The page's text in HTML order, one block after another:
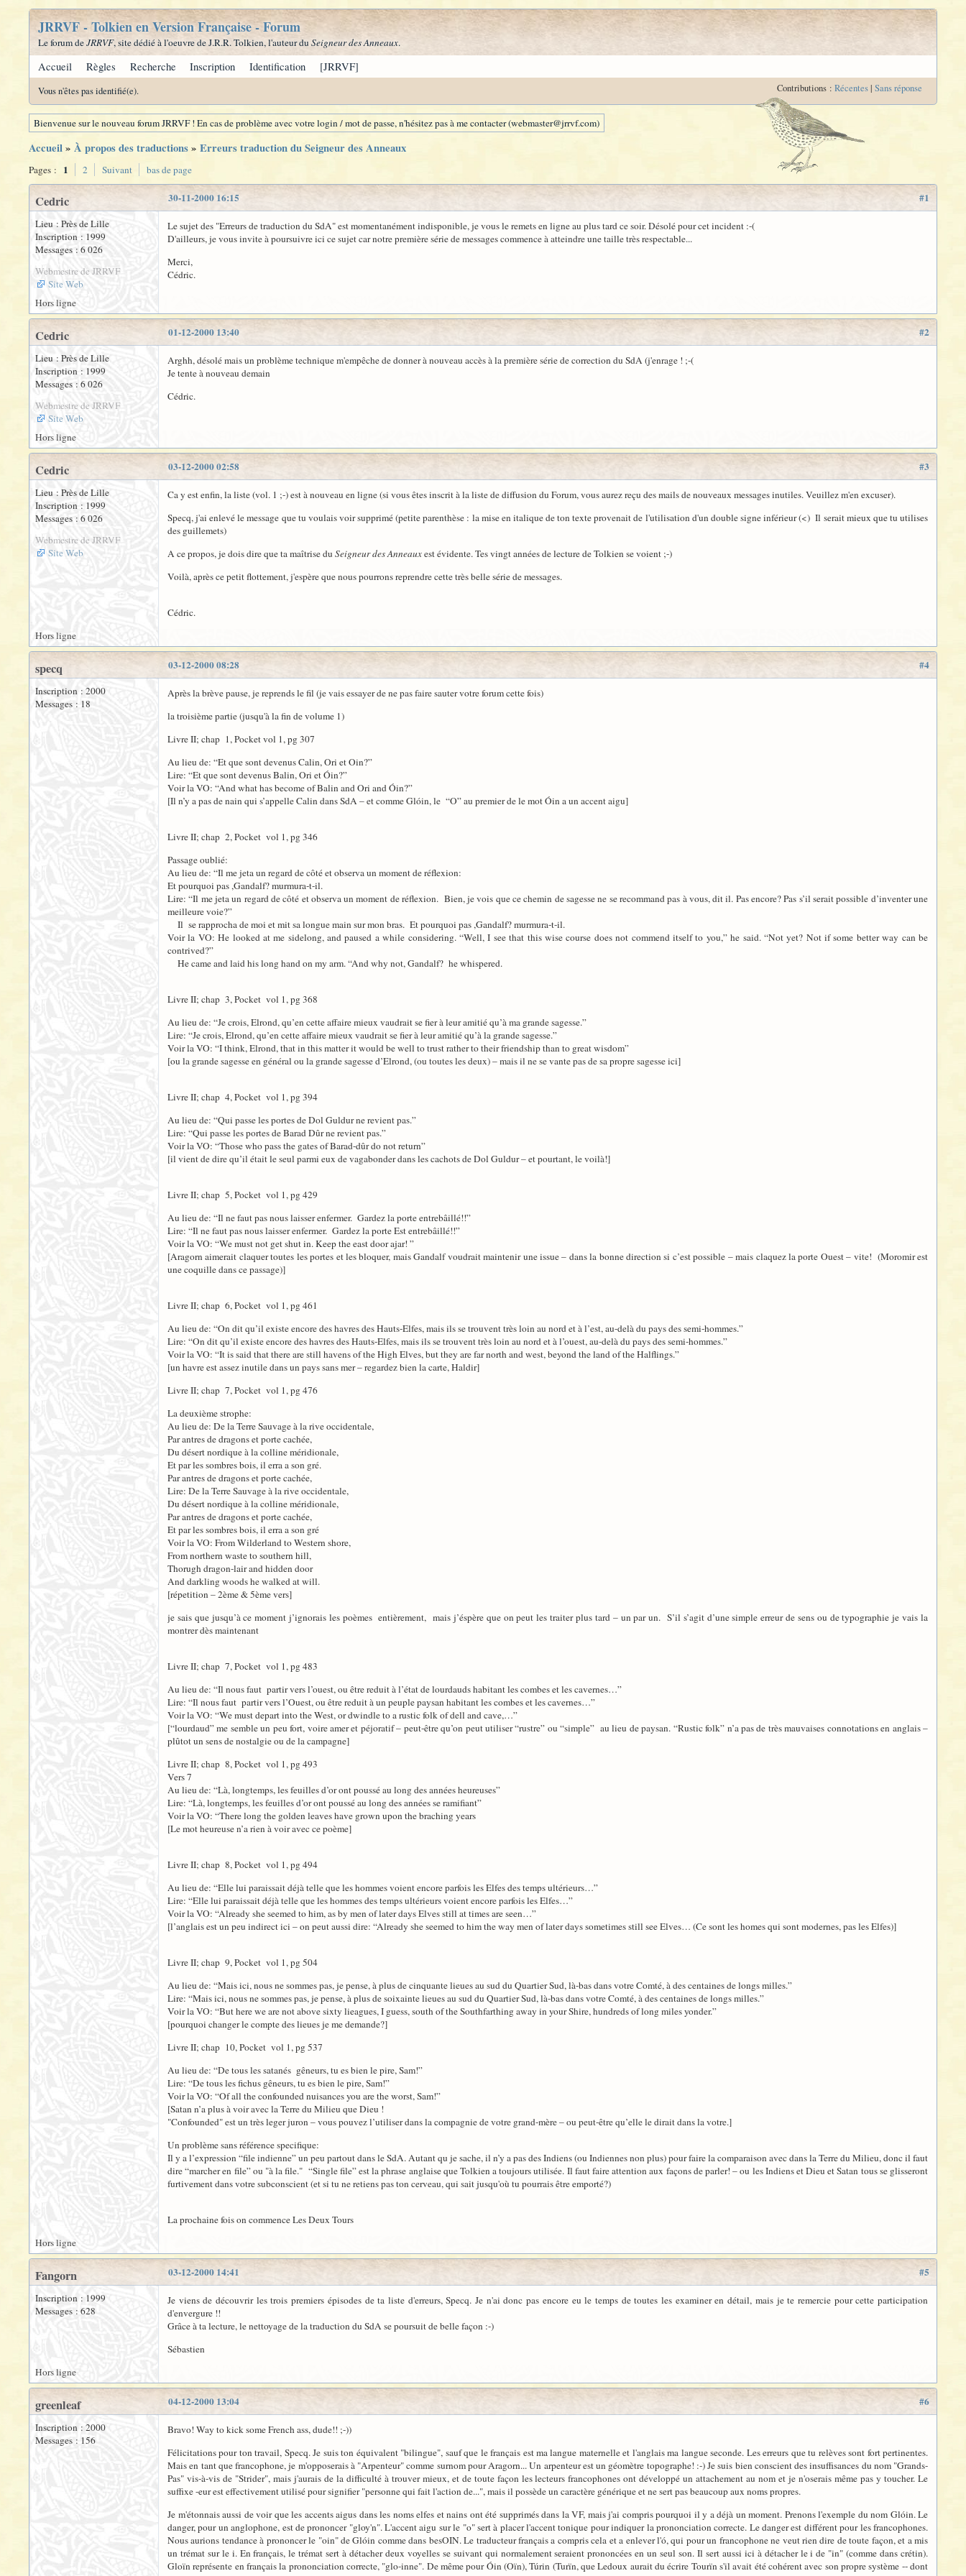
JRRVF - Tolkien en Version Française - Forum
Le forum deJRRVF, site dédié à l'oeuvre de J.R.R. Tolkien, l'auteur du Seigneur des Anneaux.
Accueil Règles Recherche Inscription Identification [JRRVF]
Vous n'êtes pas identifié(e). Contributions : Récentes| Sans réponse
Bienvenue sur le nouveau forum JRRVF ! En cas de problème avec votre login / mot de passe, n'hésitez pas à me contacter (webmaster@jrrvf.com)
Accueil» À propos des traductions» Erreurs traduction du Seigneur des Anneaux
Pages : 1 2 Suivant bas de page
#1
30-11-2000 16:15
Cedric
Lieu : Près de Lille
Inscription : 1999
Messages : 6 026
Webmestre de JRRVF
Site Web
Le sujet des "Erreurs de traduction du SdA" est momentanément indisponible, je vous le remets en ligne au plus tard ce soir. Désolé pour cet incident :-(
D'ailleurs, je vous invite à poursuivre ici ce sujet car notre première série de messages commence à atteindre une taille très respectable...
Merci,
Cédric.
Hors ligne
#2
01-12-2000 13:40
Cedric
Lieu : Près de Lille
Inscription : 1999
Messages : 6 026
Webmestre de JRRVF
Site Web
Arghh, désolé mais un problème technique m'empêche de donner à nouveau accès à la première série de correction du SdA (j'enrage ! ;-(
Je tente à nouveau demain
Cédric.
Hors ligne
#3
03-12-2000 02:58
Cedric
Lieu : Près de Lille
Inscription : 1999
Messages : 6 026
Webmestre de JRRVF
Site Web
Ca y est enfin, la liste (vol. 1 ;-) est à nouveau en ligne (si vous êtes inscrit à la liste de diffusion du Forum, vous aurez reçu des mails de nouveaux messages inutiles. Veuillez m'en excuser).
Specq, j'ai enlevé le message que tu voulais voir supprimé (petite parenthèse : la mise en italique de ton texte provenait de l'utilisation d'un double signe inférieur (<) Il serait mieux que tu utilises
des guillemets)
A ce propos, je dois dire que ta maîtrise du Seigneur des Anneauxest évidente. Tes vingt années de lecture de Tolkien se voient ;-)
Voilà, après ce petit flottement, j'espère que nous pourrons reprendre cette très belle série de messages.
Cédric.
Hors ligne
#4
03-12-2000 08:28
specq
Inscription : 2000
Messages : 18
Après la brève pause, je reprends le fil (je vais essayer de ne pas faire sauter votre forum cette fois)
la troisième partie (jusqu'à la fin de volume 1)
Livre II; chap 1, Pocket vol 1, pg 307
Au lieu de: “Et que sont devenus Calin, Ori et Oin?”
Lire: “Et que sont devenus Balin, Ori et Óin?”
Voir la VO: “And what has become of Balin and Ori and Óin?”
[Il n’y a pas de nain qui s’appelle Calin dans SdA – et comme Glóin, le “O” au premier de le mot Óin a un accent aigu]
Livre II; chap 2, Pocket vol 1, pg 346
Passage oublié:
Au lieu de: “Il me jeta un regard de côté et observa un moment de réflexion:
Et pourquoi pas ,Gandalf? murmura-t-il.
Lire: “Il me jeta un regard de côté et observa un moment de réflexion. Bien, je vois que ce chemin de sagesse ne se recommand pas à vous, dit il. Pas encore? Pas s’il serait possible d’inventer une
meilleure voie?”
Il se rapprocha de moi et mit sa longue main sur mon bras. Et pourquoi pas ,Gandalf? murmura-t-il.
Voir la VO: He looked at me sidelong, and paused a while considering. “Well, I see that this wise course does not commend itself to you,” he said. “Not yet? Not if some better way can be
contrived?”
He came and laid his long hand on my arm. “And why not, Gandalf? he whispered.
Livre II; chap 3, Pocket vol 1, pg 368
Au lieu de: “Je crois, Elrond, qu’en cette affaire mieux vaudrait se fier à leur amitié qu’à ma grande sagesse.”
Lire: “Je crois, Elrond, qu’en cette affaire mieux vaudrait se fier à leur amitié qu’à la grande sagesse.”
Voir la VO: “I think, Elrond, that in this matter it would be well to trust rather to their friendship than to great wisdom”
[ou la grande sagesse en général ou la grande sagesse d’Elrond, (ou toutes les deux) – mais il ne se vante pas de sa propre sagesse ici]
Livre II; chap 4, Pocket vol 1, pg 394
Au lieu de: “Qui passe les portes de Dol Guldur ne revient pas.”
Lire: “Qui passe les portes de Barad Dûr ne revient pas.”
Voir la VO: “Those who pass the gates of Barad-dûr do not return”
[il vient de dire qu’il était le seul parmi eux de vagabonder dans les cachots de Dol Guldur – et pourtant, le voilà!]
Livre II; chap 5, Pocket vol 1, pg 429
Au lieu de: “Il ne faut pas nous laisser enfermer. Gardez la porte entrebâillé!!”
Lire: “Il ne faut pas nous laisser enfermer. Gardez la porte Est entrebâillé!!”
Voir la VO: “We must not get shut in. Keep the east door ajar! ”
[Aragorn aimerait claquer toutes les portes et les bloquer, mais Gandalf voudrait maintenir une issue – dans la bonne direction si c’est possible – mais claquez la porte Ouest – vite! (Moromir est
une coquille dans ce passage)]
Livre II; chap 6, Pocket vol 1, pg 461
Au lieu de: “On dit qu’il existe encore des havres des Hauts-Elfes, mais ils se trouvent très loin au nord et à l’est, au-delà du pays des semi-hommes.”
Lire: “On dit qu’il existe encore des havres des Hauts-Elfes, mais ils se trouvent très loin au nord et à l’ouest, au-delà du pays des semi-hommes.”
Voir la VO: “It is said that there are still havens of the High Elves, but they are far north and west, beyond the land of the Halflings.”
[un havre est assez inutile dans un pays sans mer – regardez bien la carte, Haldir]
Livre II; chap 7, Pocket vol 1, pg 476
La deuxième strophe:
Au lieu de: De la Terre Sauvage à la rive occidentale,
Par antres de dragons et porte cachée,
Du désert nordique à la colline méridionale,
Et par les sombres bois, il erra a son gré.
Par antres de dragons et porte cachée,
Lire: De la Terre Sauvage à la rive occidentale,
Du désert nordique à la colline méridionale,
Par antres de dragons et porte cachée,
Et par les sombres bois, il erra a son gré
Voir la VO: From Wilderland to Western shore,
From northern waste to southern hill,
Thorugh dragon-lair and hidden door
And darkling woods he walked at will.
[répetition – 2ème & 5ème vers]
je sais que jusqu’à ce moment j’ignorais les poèmes entièrement, mais j’éspère que on peut les traiter plus tard – un par un. S’il s’agit d’une simple erreur de sens ou de typographie je vais la
montrer dès maintenant
Livre II; chap 7, Pocket vol 1, pg 483
Au lieu de: “Il nous faut partir vers l’ouest, ou être reduit à l’état de lourdauds habitant les combes et les cavernes…”
Lire: “Il nous faut partir vers l’Ouest, ou être reduit à un peuple paysan habitant les combes et les cavernes…”
Voir la VO: “We must depart into the West, or dwindle to a rustic folk of dell and cave,…”
[“lourdaud” me semble un peu fort, voire amer et péjoratif – peut-être qu’on peut utiliser “rustre” ou “simple” au lieu de paysan. “Rustic folk” n’a pas de très mauvaises connotations en anglais –
plûtot un sens de nostalgie ou de la campagne]
Livre II; chap 8, Pocket vol 1, pg 493
Vers 7
Au lieu de: “Là, longtemps, les feuilles d’or ont poussé au long des années heureuses”
Lire: “Là, longtemps, les feuilles d’or ont poussé au long des années se ramifiant”
Voir la VO: “There long the golden leaves have grown upon the braching years
[Le mot heureuse n’a rien à voir avec ce poème]
Livre II; chap 8, Pocket vol 1, pg 494
Au lieu de: “Elle lui paraissait déjà telle que les hommes voient encore parfois les Elfes des temps ultérieurs…”
Lire: “Elle lui paraissait déjà telle que les hommes des temps ultérieurs voient encore parfois les Elfes…”
Voir la VO: “Already she seemed to him, as by men of later days Elves still at times are seen…”
[l’anglais est un peu indirect ici – on peut aussi dire: “Already she seemed to him the way men of later days sometimes still see Elves… (Ce sont les homes qui sont modernes, pas les Elfes)]
Livre II; chap 9, Pocket vol 1, pg 504
Au lieu de: “Mais ici, nous ne sommes pas, je pense, à plus de cinquante lieues au sud du Quartier Sud, là-bas dans votre Comté, à des centaines de longs milles.”
Lire: “Mais ici, nous ne sommes pas, je pense, à plus de soixainte lieues au sud du Quartier Sud, là-bas dans votre Comté, à des centaines de longs milles.”
Voir la VO: “But here we are not above sixty lieagues, I guess, south of the Southfarthing away in your Shire, hundreds of long miles yonder.”
[pourquoi changer le compte des lieues je me demande?]
Livre II; chap 10, Pocket vol 1, pg 537
Au lieu de: “De tous les satanés gêneurs, tu es bien le pire, Sam!”
Lire: “De tous les fichus gêneurs, tu es bien le pire, Sam!”
Voir la VO: “Of all the confounded nuisances you are the worst, Sam!”
[Satan n’a plus à voir avec la Terre du Milieu que Dieu !
"Confounded" est un très leger juron – vous pouvez l’utiliser dans la compagnie de votre grand-mère – ou peut-être qu’elle le dirait dans la votre.]
Un problème sans référence specifique:
Il y a l’expression “file indienne” un peu partout dans le SdA. Autant qu je sache, il n’y a pas des Indiens (ou Indiennes non plus) pour faire la comparaison avec dans la Terre du Milieu, donc il faut
dire “marcher en file” ou "à la file." “Single file” est la phrase anglaise que Tolkien a toujours utilisée. Il faut faire attention aux façons de parler! – ou les Indiens et Dieu et Satan tous se glisseront
furtivement dans votre subconscient (et si tu ne retiens pas ton cerveau, qui sait jusqu'où tu pourrais être emporté?)
La prochaine fois on commence Les Deux Tours
Hors ligne
#5
03-12-2000 14:41
Fangorn
Inscription : 1999
Messages : 628
Je viens de découvrir les trois premiers épisodes de ta liste d'erreurs, Specq. Je n'ai donc pas encore eu le temps de toutes les examiner en détail, mais je te remercie pour cette participation
d'envergure !!
Grâce à ta lecture, le nettoyage de la traduction du SdA se poursuit de belle façon :-)
Sébastien
Hors ligne
#6
04-12-2000 13:04
greenleaf
Inscription : 2000
Messages : 156
Bravo! Way to kick some French ass, dude!! ;-))
Félicitations pour ton travail, Specq. Je suis ton équivalent "bilingue", sauf que le français est ma langue maternelle et l'anglais ma langue seconde. Les erreurs que tu relèves sont fort pertinentes.
Mais en tant que francophone, je m'opposerais à "Arpenteur" comme surnom pour Aragorn... Un arpenteur est un géomètre topographe! :-) Je suis bien conscient des insuffisances du nom "Grands-
Pas" vis-à-vis de "Strider", mais j'aurais de la difficulté à trouver mieux, et de toute façon les lecteurs francophones ont développé un attachement au nom et je n'oserais même pas y toucher. Le
suffixe -eur est effectivement utilisé pour signifier "personne qui fait l'action de...", mais il possède un caractère générique et ne sert pas beaucoup aux noms propres.
Je m'étonnais aussi de voir que les accents aigus dans les noms elfes et nains ont été supprimés dans la VF, mais j'ai compris pourquoi il y a déjà un moment. Prenons l'exemple du nom Glóin. Le
danger, pour un anglophone, est de prononcer "gloy'n". L'accent aigu sur le "o" sert à placer l'accent tonique pour indiquer la prononciation correcte. Le danger est différent pour les francophones.
Nous aurions tendance à prononcer le "oin" de Glóin comme dans besOIN. Le traducteur français a compris cela et a enlever l'ó, qui pour un francophone ne veut rien dire de toute façon, et a mis
un trémat sur le i. En français, le trémat sert à détacher deux voyelles se suivant qui normalement seraient prononcées en un seul son. Il sert aussi ici à détacher le i de "in" (comme dans crétin).
Gloïn représente en français la prononciation correcte, "glo-inne". De même pour Óin (Oïn), Túrin (Turïn, que Ledoux aurait du écrire Tourïn s'il avait été cohérent avec son propre système -- dont